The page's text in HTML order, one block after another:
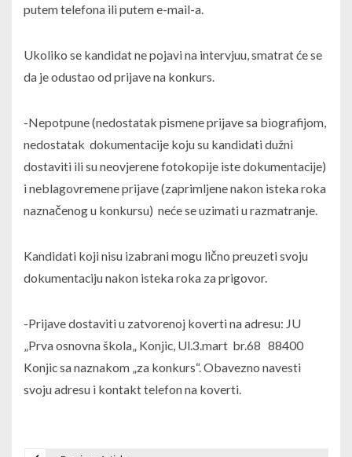
putem telefona ili putem e-mail-a.
Ukoliko se kandidat ne pojavi na intervjuu, smatrat će se
da je odustao od prijave na konkurs.
-Nepotpune (nedostatak pismene prijave sa biografijom,
nedostatak dokumentacije koju su kandidati dužni
dostaviti ili su neovjerene fotokopije iste dokumentacije)
i neblagovremene prijave (zaprimljene nakon isteka roka
naznačenog u konkursu) neće se uzimati u razmatranje.
Kandidati koji nisu izabrani mogu lično preuzeti svoju
dokumentaciju nakon isteka roka za prigovor.
-Prijave dostaviti u zatvorenoj koverti na adresu: JU
„Prva osnovna škola„ Konjic, Ul.3.mart br.68 88400
Konjic sa naznakom „za konkurs“. Obavezno navesti
svoju adresu i kontakt telefon na koverti.